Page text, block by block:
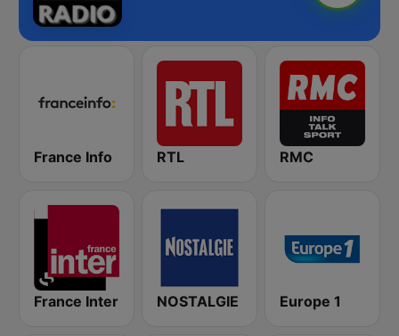
France Info RTL RMC
France Inter NOSTALGIE Europe 1